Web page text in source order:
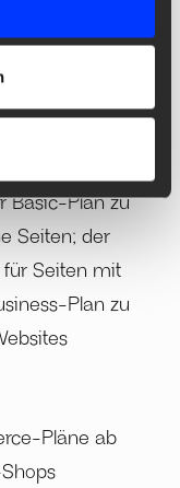
beginnen, der
Entwicklung
Basic-Plan zu
Seiten; der
Seiten mit
Plan zu
Pläne ab